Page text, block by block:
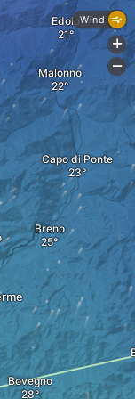
Breno
Capo di Ponte
Bovegno
Edolo
Malonno
Wind
+
-